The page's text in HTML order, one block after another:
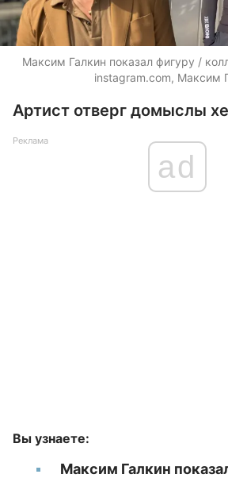
Максим Галкин показал фигуру /
instagram.com, Максим
Артист отверг домыслы
Реклама
ad
Вы узнаете:
Максим Галкин